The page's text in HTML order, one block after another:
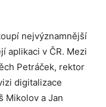
nejvýznamnější
aplikaci v ČR. Mezi
Petráček, rektor
digitalizace
Mikolov a Jan